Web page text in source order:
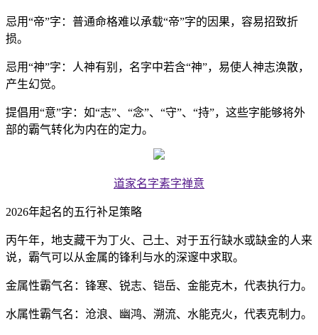
忌用“帝”字：普通命格难以承载“帝”字的因果，容易招致折
损。
忌用“神”字：人神有别，名字中若含“神”，易使人神志涣散，
产生幻觉。
提倡用“意”字：如“志”、“念”、“守”、“持”，这些字能够将外
部的霸气转化为内在的定力。
道家名字素字禅意
2026年起名的五行补足策略
丙午年，地支藏干为丁火、己土、对于五行缺水或缺金的人来
说，霸气可以从金属的锋利与水的深邃中求取。
金属性霸气名：锋寒、锐志、铠岳、金能克木，代表执行力。
水属性霸气名：沧浪、幽鸿、溯流、水能克火，代表克制力。